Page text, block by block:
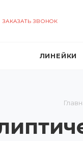
ЗАКАЗАТЬ ЗВОНОК
ЛИНЕЙКИ